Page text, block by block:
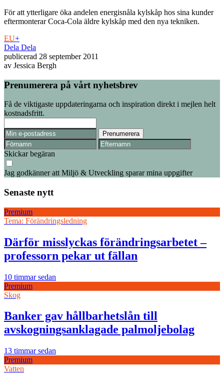
För att ytterligare öka andelen energisnåla kylskåp hos sina kunder
eftermonterar Coca-Cola äldre kylskåp med den nya tekniken.
EU+
Dela Dela
publicerad 28 september 2011
av Jessica Bergh
Prenumerera på vårt nyhetsbrev
Få de viktigaste uppdateringarna och inspiration direkt i mejlen helt
kostnadsfritt.
Skickar begäran
Jag godkänner att Miljö & Utveckling sparar mina uppgifter
Senaste nytt
Premium
Tema: Förändringsledning
Därför misslyckas förändringsarbetet –
professorn pekar ut fällan
10 timmar sedan
Premium
Skog
Banker gav hållbarhetslån till
avskogningsanklagade palmoljebolag
13 timmar sedan
Premium
Vatten